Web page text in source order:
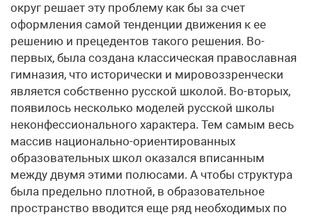
округ решает эту проблему как бы за счет
оформления самой тенденции движения к ее
решению и прецедентов такого решения. Во-
первых, была создана классическая православная
гимназия, что исторически и мировоззренчески
является собственно русской школой. Во-вторых,
появилось несколько моделей русской школы
неконфессионального характера. Тем самым весь
массив национально-ориентированных
образовательных школ оказался вписанным
между двумя этими полюсами. А чтобы структура
была предельно плотной, в образовательное
пространство вводится еще ряд необходимых по